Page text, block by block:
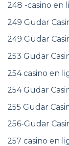
248 -casino en
249 Gudar
249 Gudar
253 Gudar
254 casino en
254 Gudar
255 Gudar
256-Gudar
257 casino en